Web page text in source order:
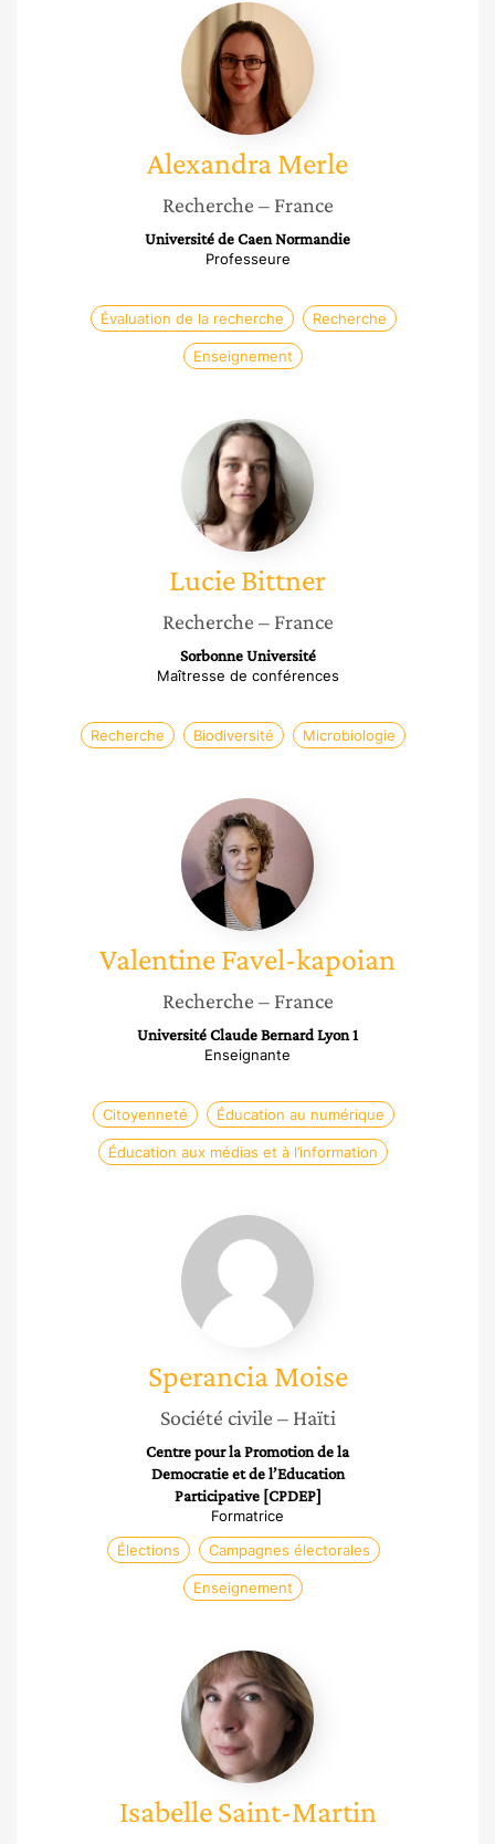
Alexandra
Merle
AlexandraMerle
Recherche – France
Université de Caen Normandie
Professeure
Évaluation de la recherche Recherche
Enseignement
Lucie
Bittner
LucieBittner
Recherche – France
Sorbonne Université
Maîtresse de conférences
Recherche Biodiversité Microbiologie
Valentine
Favel-
kapoian
ValentineFavel-kapoian
Recherche – France
Université Claude Bernard Lyon 1
Enseignante
Citoyenneté Éducation au numérique
Éducation aux médias et à l’information
Sperancia
Moise
Sperancia Moise
Société civile – Haïti
Centre pour la Promotion de la
Democratie et de l’Education
Participative [CPDEP]
Formatrice
Élections
Campagnes électorales
Enseignement
Isabelle
Saint-
Martin
Isabelle Saint-Martin